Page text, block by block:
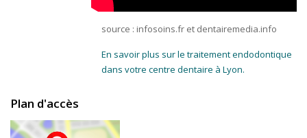
source : infosoins.fr et dentairemedia.info
En savoir plus sur le traitement endodontique
dans votre centre dentaire à Lyon.
Plan d'accès